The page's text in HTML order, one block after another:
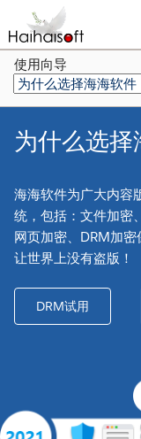
使用向导
为什么选择
海海软件为广大内容
统，包括：文件加密
网页加密、DRM加
让世界上没有盗版！
DRM试用